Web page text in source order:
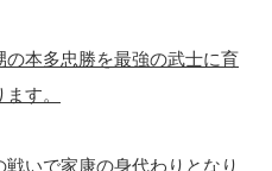
本多忠勝を最強の武士に育
す。
いで家康の身代わりとなり